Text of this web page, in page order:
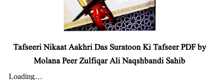
Tafseeri Nikaat Aakhri Das Suratoon Ki Tafseer PDF by
Molana Peer Zulfiqar Ali Naqshbandi Sahib